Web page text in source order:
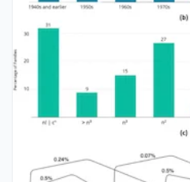
Education